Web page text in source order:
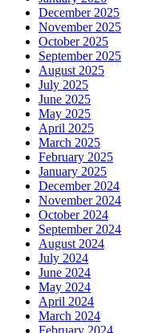
December 2025
November 2025
October 2025
September 2025
August 2025
July 2025
June 2025
May 2025
April 2025
March 2025
February 2025
January 2025
December 2024
November 2024
October 2024
September 2024
August 2024
July 2024
June 2024
May 2024
April 2024
March 2024